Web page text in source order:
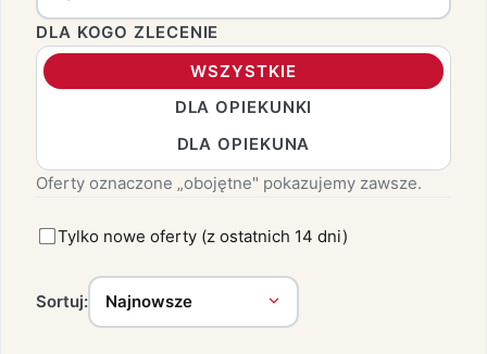
DLA KOGO ZLECENIE
WSZYSTKIE
DLA OPIEKUNKI
DLA OPIEKUNA
Oferty oznaczone „obojętne" pokazujemy zawsze.
Tylko nowe oferty (z ostatnich 14 dni)
Sortuj: